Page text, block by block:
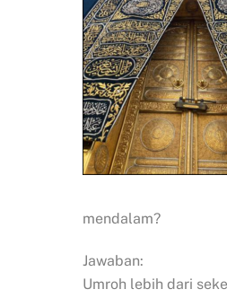
mendalam?
Jawaban:
Umroh lebih dari